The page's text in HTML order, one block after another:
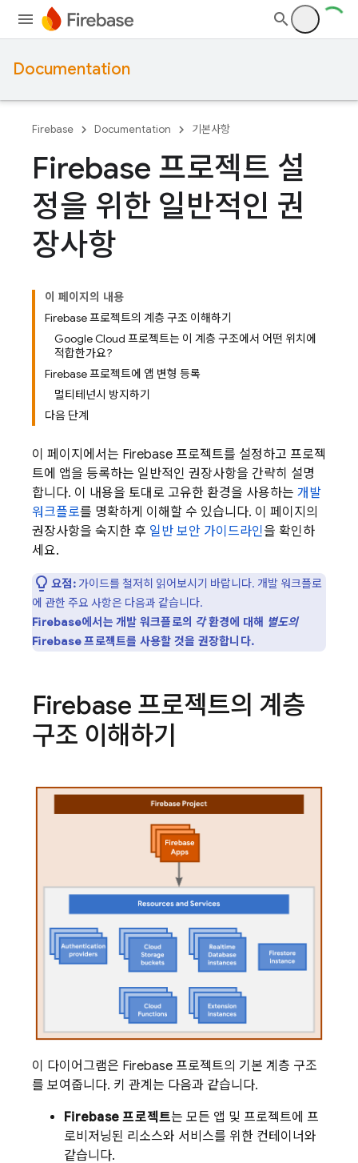
Documentation
Firebase Documentation 기본사항
Firebase 프로젝트 설
정을 위한 일반적인 권
장사항
이 페이지의 내용
Firebase 프로젝트의 계층 구조 이해하기
Google Cloud 프로젝트는 이 계층 구조에서 어떤 위치에
적합한가요?
Firebase 프로젝트에 앱 변형 등록
멀티테넌시 방지하기
다음 단계
이 페이지에서는 Firebase 프로젝트를 설정하고 프로젝
트에 앱을 등록하는 일반적인 권장사항을 간략히 설명
합니다. 이 내용을 토대로 고유한 환경을 사용하는 개발
워크플로를 명확하게 이해할 수 있습니다. 이 페이지의
권장사항을 숙지한 후 일반 보안 가이드라인을 확인하
세요.
요점:가이드를 철저히 읽어보시기 바랍니다. 개발 워크플로
에 관한 주요 사항은 다음과 같습니다.
Firebase에서는 개발 워크플로의 각환경에 대해 별도의
Firebase 프로젝트를 사용할 것을 권장합니다.
Firebase 프로젝트의 계층
구조 이해하기
이 다이어그램은 Firebase 프로젝트의 기본 계층 구조
를 보여줍니다. 키 관계는 다음과 같습니다.
Firebase 프로젝트는 모든 앱 및 프로젝트에 프
로비저닝된 리소스와 서비스를 위한 컨테이너와
같습니다.